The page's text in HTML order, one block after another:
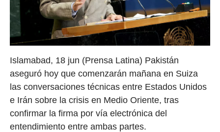
Islamabad, 18 jun (Prensa Latina) Pakistán
aseguró hoy que comenzarán mañana en Suiza
las conversaciones técnicas entre Estados Unidos
e Irán sobre la crisis en Medio Oriente, tras
confirmar la firma por vía electrónica del
entendimiento entre ambas partes.